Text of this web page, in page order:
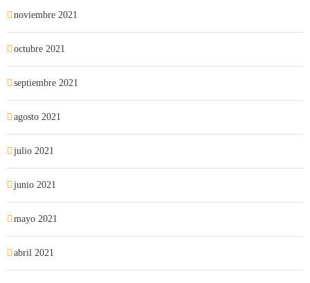
noviembre 2021
octubre 2021
septiembre 2021
agosto 2021
julio 2021
junio 2021
mayo 2021
abril 2021